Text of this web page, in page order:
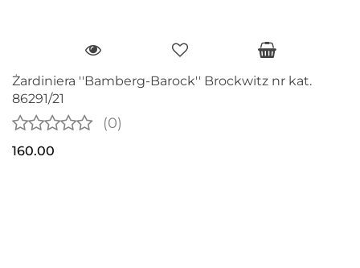
Żardiniera ''Bamberg-Barock'' Brockwitz nr kat.
86291/21
(0)
160.00